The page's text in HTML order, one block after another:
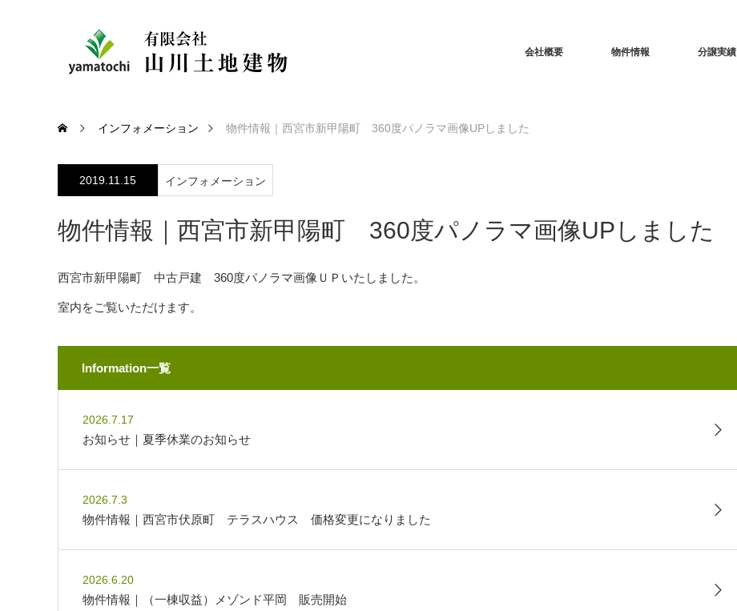
会社概要 物件情報 分譲実績
インフォメーション 物件情報｜西宮市新甲陽町 360度パノラマ画像UPしました
2019.11.15 インフォメーション
物件情報｜西宮市新甲陽町 360度パノラマ画像UPしました
西宮市新甲陽町 中古戸建 360度パノラマ画像ＵＰいたしました。
室内をご覧いただけます。
Information一覧
2026.7.17
お知らせ｜夏季休業のお知らせ
2026.7.3
物件情報｜西宮市伏原町 テラスハウス 価格変更になりました
2026.6.20
物件情報｜（一棟収益）メゾンド平岡 販売開始